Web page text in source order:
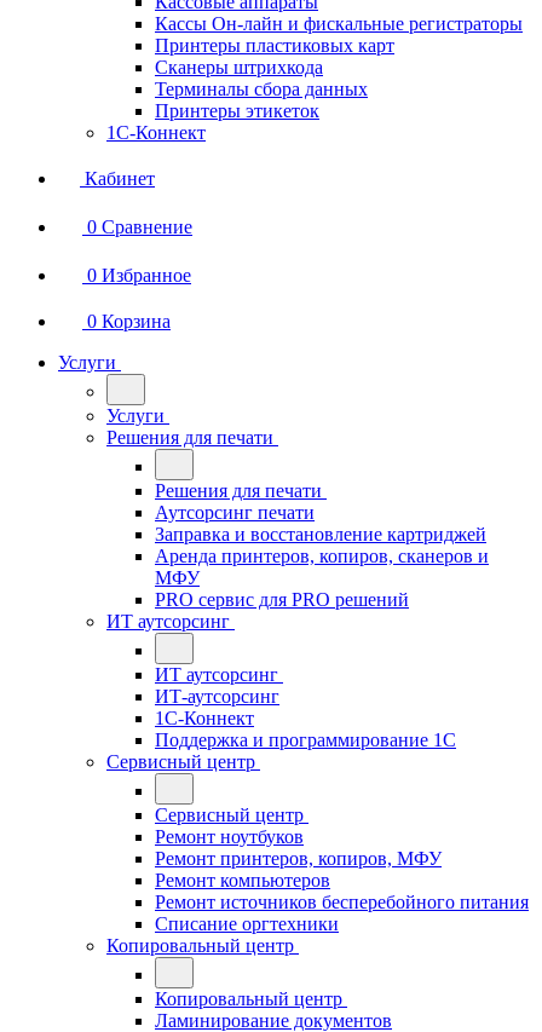
Кассы Он-лайн и фискальные регистраторы
Принтеры пластиковых карт
Сканеры штрихкода
Терминалы сбора данных
Принтеры этикеток
1С-Коннект
Кабинет
0 Сравнение
0 Избранное
0 Корзина
Услуги
Услуги
Решения для печати
Решения для печати
Аутсорсинг печати
Заправка и восстановление картриджей
Аренда принтеров, копиров, сканеров и
МФУ
PRO сервис для PRO решений
ИТ аутсорсинг
ИТ аутсорсинг
ИТ-аутсорсинг
1С-Коннект
Поддержка и программирование 1С
Сервисный центр
Сервисный центр
Ремонт ноутбуков
Ремонт принтеров, копиров, МФУ
Ремонт компьютеров
Ремонт источников бесперебойного питания
Списание оргтехники
Копировальный центр
Копировальный центр
Ламинирование документов